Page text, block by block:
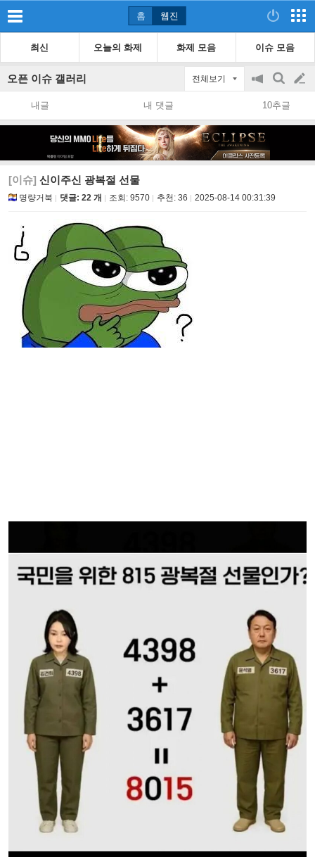
홈 웹진
최신 오늘의 화제 화제 모음 이슈 모음
오픈 이슈 갤러리 전체보기
공
지
on/off
검
색
글
쓰
내글 내 댓글 10추글
[이슈] 신이주신 광복절 선물
명량거북 댓글: 22 개 조회: 9570 추천: 36 2025-08-14 00:31:39